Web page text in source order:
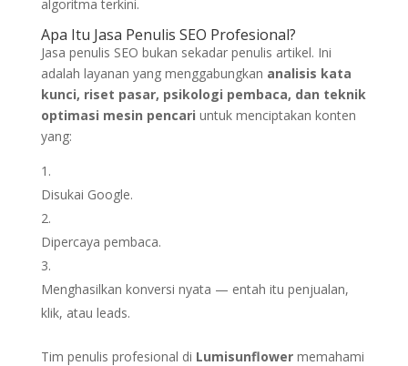
algoritma terkini.
Apa Itu Jasa Penulis SEO Profesional?
Jasa penulis SEO bukan sekadar penulis artikel. Ini
adalah layanan yang menggabungkan analisis kata
kunci, riset pasar, psikologi pembaca, dan teknik
optimasi mesin pencari untuk menciptakan konten
yang:
Disukai Google.
Dipercaya pembaca.
Menghasilkan konversi nyata — entah itu penjualan,
klik, atau leads.
Tim penulis profesional di Lumisunflowermemahami